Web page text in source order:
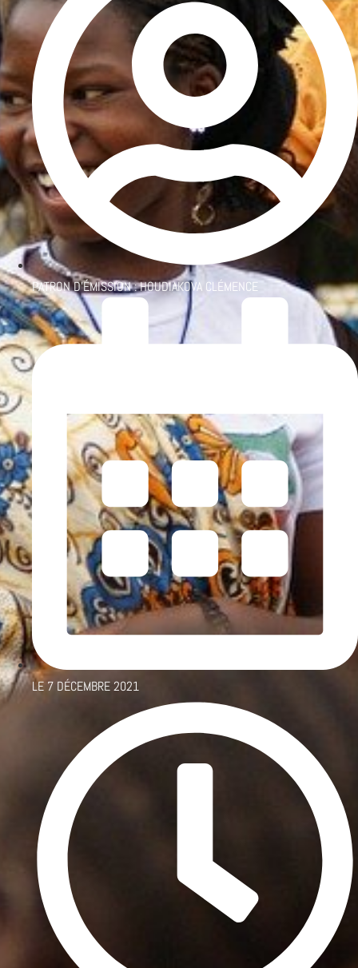
PATRON D'ÉMISSION :HOUDIAKOVA CLÉMENCE
LE 7 DÉCEMBRE 2021